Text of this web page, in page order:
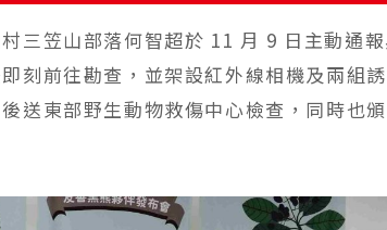
三笠山部落何智超於 11 月 9 日主動通
刻前往勘查，並架設紅外線相機及兩組
送東部野生動物救傷中心檢查，同時也